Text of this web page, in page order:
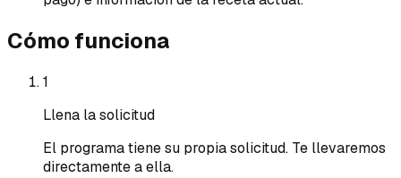
Cómo funciona
1
Llena la solicitud
El programa tiene su propia solicitud. Te llevaremos
directamente a ella.